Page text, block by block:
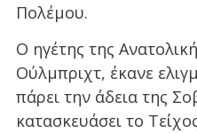
Πολέμου.
Ο ηγέτης της
Ούλμπριχτ, έκανε
πάρει την άδεια της
κατασκευάσει το